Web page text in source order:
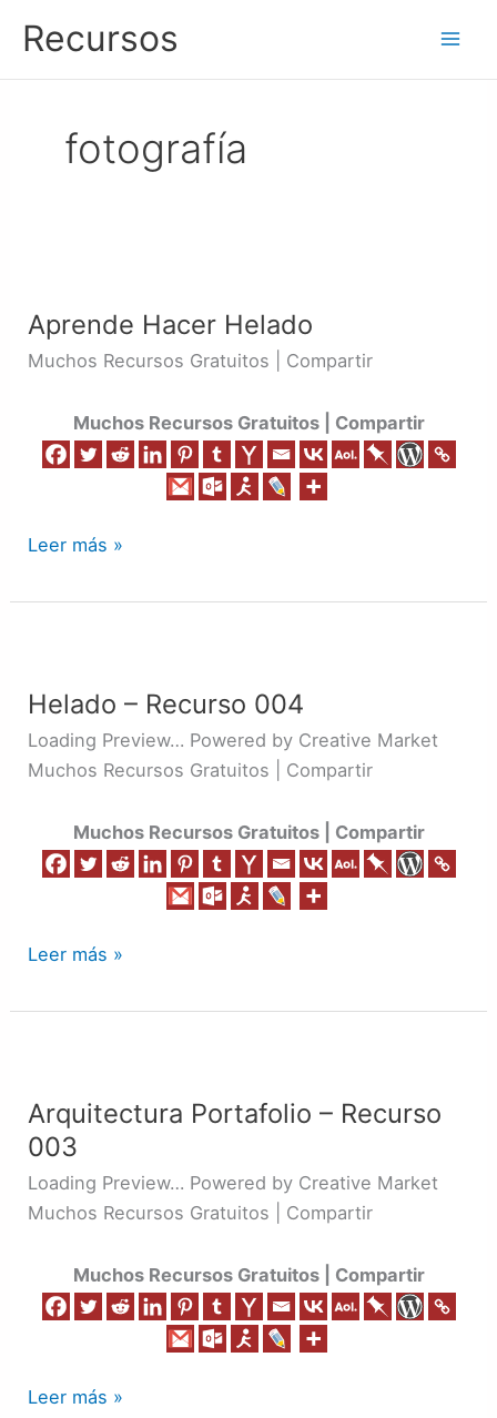
contenido
Recursos
fotografía
Aprende Hacer Helado
Muchos Recursos Gratuitos | Compartir
Muchos Recursos Gratuitos | Compartir
Helado
Leer más »
Helado – Recurso 004
Loading Preview… Powered by Creative Market
Muchos Recursos Gratuitos | Compartir
Muchos Recursos Gratuitos | Compartir
Recurso
004
Leer más »
Arquitectura Portafolio – Recurso
003
Loading Preview… Powered by Creative Market
Muchos Recursos Gratuitos | Compartir
Muchos Recursos Gratuitos | Compartir
–
Recurso
003
Leer más »